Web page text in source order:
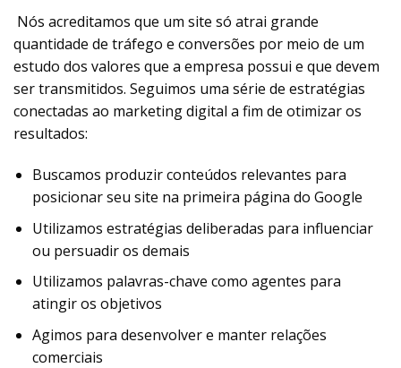
Nós acreditamos que um site só atrai grande
quantidade de tráfego e conversões por meio de um
estudo dos valores que a empresa possui e que devem
ser transmitidos. Seguimos uma série de estratégias
conectadas ao marketing digital a fim de otimizar os
resultados:
Buscamos produzir conteúdos relevantes para
posicionar seu site na primeira página do Google
Utilizamos estratégias deliberadas para influenciar
ou persuadir os demais
Utilizamos palavras-chave como agentes para
atingir os objetivos
Agimos para desenvolver e manter relações
comerciais